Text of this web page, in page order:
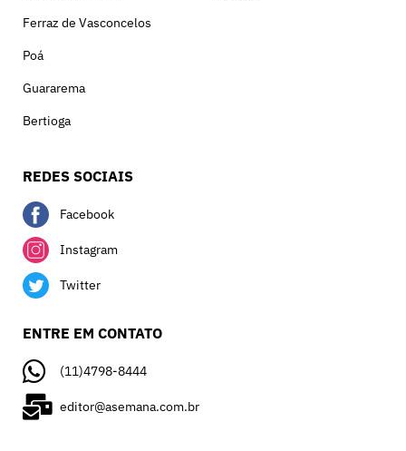
Ferraz de Vasconcelos
Poá
Guararema
Bertioga
REDES SOCIAIS
Facebook
Instagram
Twitter
ENTRE EM CONTATO
(11)4798-8444
editor@asemana.com.br